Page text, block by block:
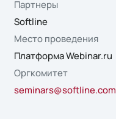
Партнеры
Softline
Место проведения
Платформа Webinar.ru
Оргкомитет
seminars@softline.com